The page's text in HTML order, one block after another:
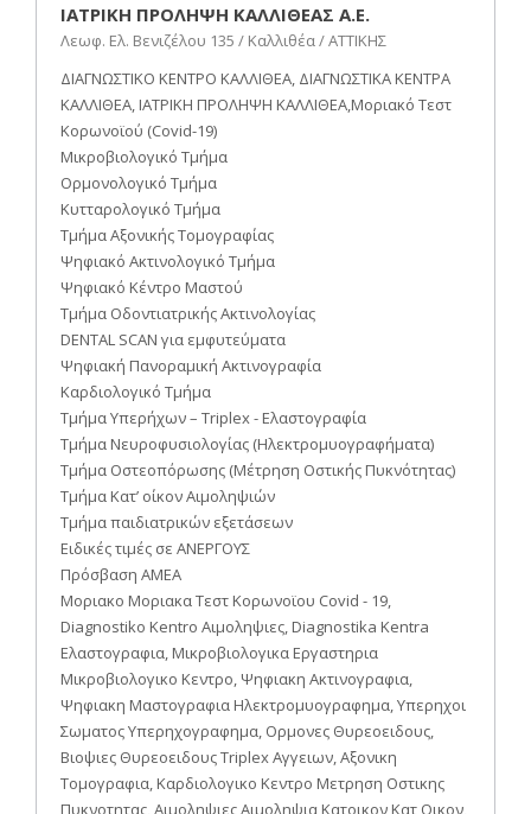
ΙΑΤΡΙΚΗ ΠΡΟΛΗΨΗ ΚΑΛΛΙΘΕΑΣ Α.Ε.
Λεωφ. Ελ. Βενιζέλου 135 / Καλλιθέα / ΑΤΤΙΚΗΣ
ΔΙΑΓΝΩΣΤΙΚΟ ΚΕΝΤΡΟ ΚΑΛΛΙΘΕΑ, ΔΙΑΓΝΩΣΤΙΚΑ ΚΕΝΤΡΑ
ΚΑΛΛΙΘΕΑ, ΙΑΤΡΙΚΗ ΠΡΟΛΗΨΗ ΚΑΛΛΙΘΕΑ,Μοριακό Τεστ
Κορωνοϊού (Covid-19)
Μικροβιολογικό Τμήμα
Ορμονολογικό Τμήμα
Κυτταρολογικό Τμήμα
Τμήμα Αξονικής Τομογραφίας
Ψηφιακό Ακτινολογικό Τμήμα
Ψηφιακό Κέντρο Μαστού
Τμήμα Οδοντιατρικής Ακτινολογίας
DENTAL SCAN για εμφυτεύματα
Ψηφιακή Πανοραμική Ακτινογραφία
Καρδιολογικό Τμήμα
Τμήμα Υπερήχων – Triplex - Ελαστογραφία
Τμήμα Νευροφυσιολογίας (Ηλεκτρομυογραφήματα)
Τμήμα Οστεοπόρωσης (Μέτρηση Οστικής Πυκνότητας)
Τμήμα Κατ’ οίκον Αιμοληψιών
Τμήμα παιδιατρικών εξετάσεων
Ειδικές τιμές σε ΑΝΕΡΓΟΥΣ
Πρόσβαση ΑΜΕΑ
Μοριακο Μοριακα Τεστ Κορωνοϊου Covid - 19,
Diagnostiko Kentro Αιμοληψιες, Diagnostika Kentra
Ελαστογραφια, Μικροβιολογικα Εργαστηρια
Μικροβιολογικο Κεντρο, Ψηφιακη Ακτινογραφια,
Ψηφιακη Μαστογραφια Ηλεκτρομυογραφημα, Υπερηχοι
Σωματος Υπερηχογραφημα, Ορμονες Θυρεοειδους,
Βιοψιες Θυρεοειδους Triplex Αγγειων, Αξονικη
Τομογραφια, Καρδιολογικο Κεντρο Μετρηση Οστικης
Πυκνοτητας, Αιμοληψιες Αιμοληψια Κατοικον Κατ Οικον,